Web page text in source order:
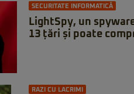
SECURITATE INFORMATICĂ
LightSpy, un
13 țări și poate
RAZI CU LACRIMI